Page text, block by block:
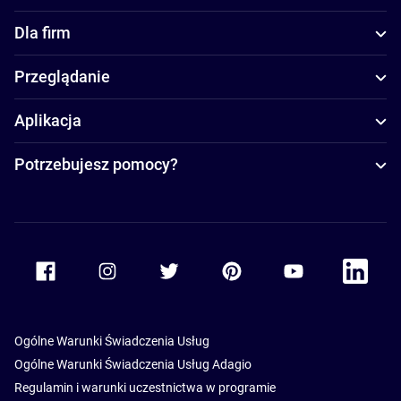
Dla firm
Przeglądanie
Aplikacja
Potrzebujesz pomocy?
Accor Facebook Accor TwitterAccor PinterestAccor Youtube
Accor
Ogólne Warunki Świadczenia Usług
Ogólne Warunki Świadczenia Usług Adagio
Regulamin i warunki uczestnictwa w programie